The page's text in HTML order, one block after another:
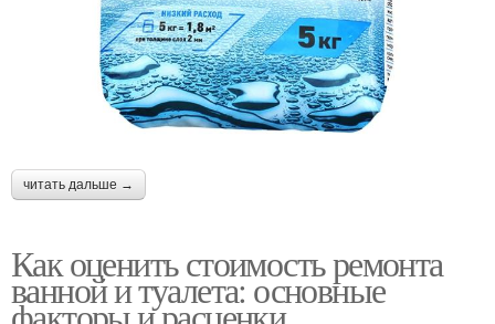
читать дальше →
Как оценить стоимость ремонта
ванной и туалета: основные